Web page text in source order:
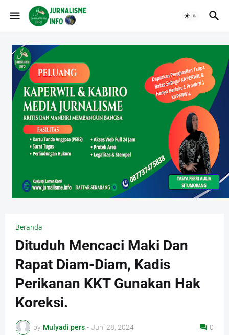
Beranda
Dituduh Mencaci Maki Dan
Rapat Diam-Diam, Kadis
Perikanan KKT Gunakan Hak
Koreksi.
by Mulyadi pers - Juni 28, 2024 0